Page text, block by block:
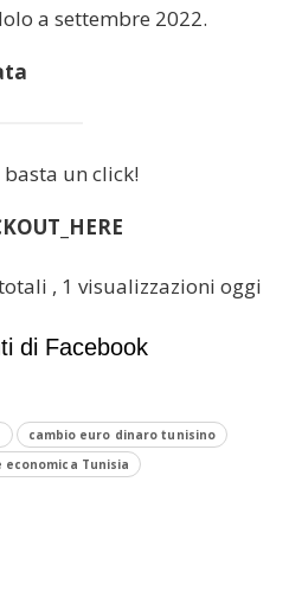
a settembre 2022.
un click!
, 1 visualizzazioni oggi
di Facebook
cambio euro dinaro tunisino
economica Tunisia